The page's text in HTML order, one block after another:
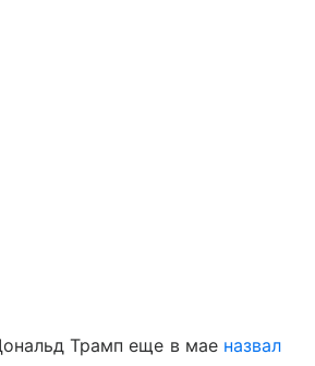
Трамп еще в мае назвал